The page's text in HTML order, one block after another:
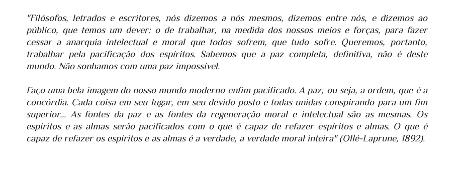
"Filósofos, letrados e escritores, nós dizemos a nós mesmos, dizemos entre nós, e dizemos ao
público, que temos um dever: o de trabalhar, na medida dos nossos meios e forças, para fazer
cessar a anarquia intelectual e moral que todos sofrem, que tudo sofre. Queremos, portanto,
trabalhar pela pacificação dos espíritos. Sabemos que a paz completa, definitiva, não é deste
mundo. Não sonhamos com uma paz impossível.
Faço uma bela imagem do nosso mundo moderno enfim pacificado. A paz, ou seja, a ordem, que é a
concórdia. Cada coisa em seu lugar, em seu devido posto e todas unidas conspirando para um fim
superior... As fontes da paz e as fontes da regeneração moral e intelectual são as mesmas. Os
espíritos e as almas serão pacificados com o que é capaz de refazer espíritos e almas. O que é
capaz de refazer os espíritos e as almas é a verdade, a verdade moral inteira" (Ollé-Laprune, 1892).